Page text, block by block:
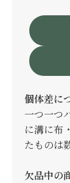
個体差に
一つ一つ
に溝に布
たものは
欠品中の